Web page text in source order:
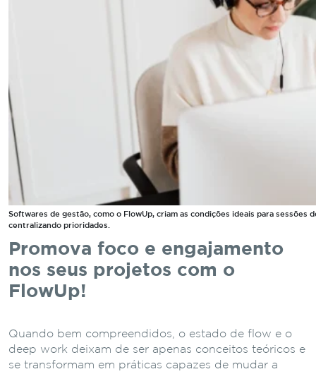
Softwares de gestão, como o FlowUp, criam as condições ideais para sessões
centralizando prioridades.
Promova foco e engajamento
nos seus projetos com o
FlowUp!
Quando bem compreendidos, o estado de flow e o
deep work deixam de ser apenas conceitos teóricos e
se transformam em práticas capazes de mudar a